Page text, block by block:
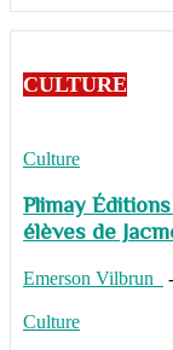
CULTURE
Culture
Plimay
élèves de
Emerson Vilbrun -
Culture